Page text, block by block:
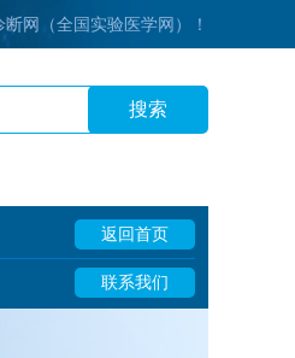
网（全国实验医学网）！
搜索
返回首页
联系我们